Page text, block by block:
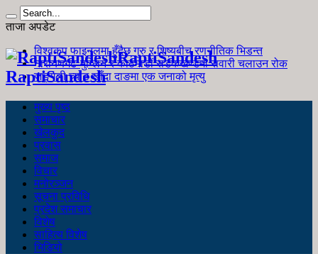
ताजा अपडेट
विश्वकप फाइनलमा हुँदैछ गुरु र शिष्यबीच रणनीतिक भिडन्त
नारायणगढ-मुग्लिन र काठमाडौं सडकखण्डमा सवारी चलाउन रोक
जङ्गली च्याउ खाँदा दाङमा एक जनाको मृत्यु
RaptiSandesh
RaptiSandesh
मुख्य पृष्ठ
समाचार
खेलकुद
प्रवास
समाज
विचार
मनोरञ्जन
सूचना प्रविधि
प्रदेश समाचार
विशेष
साहित्य विशेष
भिडियो